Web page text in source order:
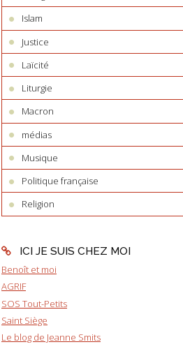
Islam
Justice
Laïcité
Liturgie
Macron
médias
Musique
Politique française
Religion
ICI JE SUIS CHEZ MOI
Benoît et moi
AGRIF
SOS Tout-Petits
Saint Siège
Le blog de Jeanne Smits